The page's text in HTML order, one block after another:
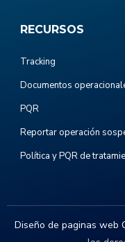
RECURSOS
Tracking
Documentos
PQR
Reportar operación
Política y PQR de
Diseño de paginas web